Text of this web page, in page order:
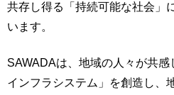
共存し得る「持続可能な社会」
います。
SAWADAは、地域の人々が共
インフラシステム」を創造し、